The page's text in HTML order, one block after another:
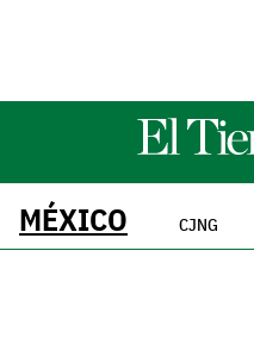
MÉXICO CJNG